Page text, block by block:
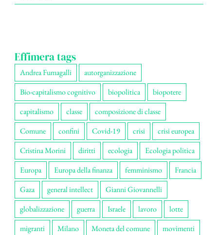
Effimera tags
Andrea Fumagalli
autorganizzazione
Bio-capitalismo cognitivo
biopolitica
biopotere
capitalismo
classe
composizione di classe
Comune
confini Covid-19 crisi
crisi europea
Cristina Morini
diritti ecologia
Ecologia politica
Europa
Europa della finanza femminismo
Francia
Gaza
general intellect
Gianni Giovannelli
globalizzazione
guerra Israele lavoro
lotte
migranti
Milano Moneta del comune movimenti